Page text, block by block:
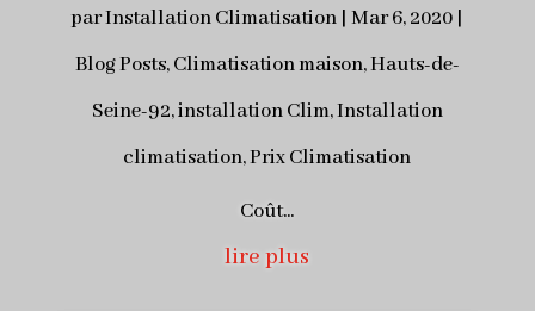
parInstallation Climatisation |Mar 6, 2020
Blog Posts,Climatisation maison,Hauts-de-
Seine-92,installation Clim,Installation
climatisation,Prix Climatisation
Coût...
lire plus